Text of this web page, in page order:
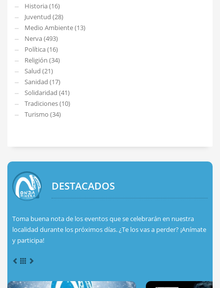
Historia (16)
Juventud (28)
Medio Ambiente (13)
Nerva (493)
Política (16)
Religión (34)
Salud (21)
Sanidad (17)
Solidaridad (41)
Tradiciones (10)
Turismo (34)
DESTACADOS
Toma buena nota de los eventos que se celebrarán en nuestra
localidad durante los próximos días. ¿Te los vas a perder? ¡Anímate
y participa!